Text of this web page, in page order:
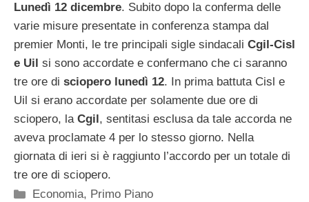
Lunedì 12 dicembre. Subito dopo la conferma delle
varie misure presentate in conferenza stampa dal
premier Monti, le tre principali sigle sindacali Cgil-Cisl
e Uil si sono accordate e confermano che ci saranno
tre ore di sciopero lunedì 12. In prima battuta Cisl e
Uil si erano accordate per solamente due ore di
sciopero, la Cgil , sentitasi esclusa da tale accorda ne
aveva proclamate 4 per lo stesso giorno. Nella
giornata di ieri si è raggiunto l’accordo per un totale di
tre ore di sciopero.
Categorie
Economia, Primo Piano